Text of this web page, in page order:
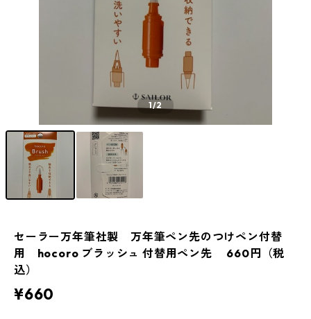
1/2
セーラー万年筆社製 万年筆ペン先のつけペン付替
用 hocoro ブラッシュ 付替用ペン先 660円（税
込）
¥660